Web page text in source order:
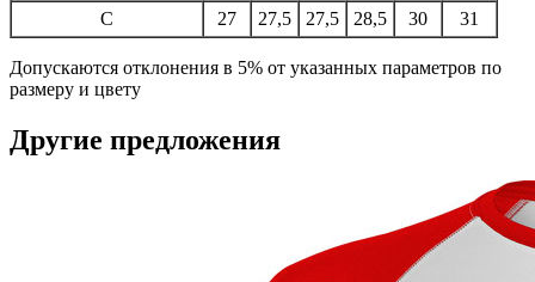
C
27 27,5 27,5 28,5 30 31
Допускаются отклонения в 5% от указанных параметров по
размеру и цвету
Другие предложения